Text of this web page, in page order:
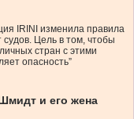
IRINI изменила правила
судов. Цель в том, чтобы
стран с этими
опасность”
и его жена